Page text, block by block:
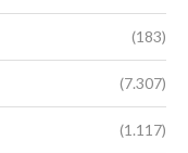
(183)
(7.307)
(1.117)